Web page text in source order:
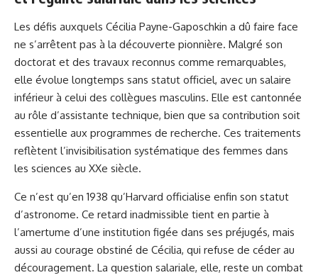
Les défis auxquels Cécilia Payne-Gaposchkin a dû faire face
ne s’arrêtent pas à la découverte pionnière. Malgré son
doctorat et des travaux reconnus comme remarquables,
elle évolue longtemps sans statut officiel, avec un salaire
inférieur à celui des collègues masculins. Elle est cantonnée
au rôle d’assistante technique, bien que sa contribution soit
essentielle aux programmes de recherche. Ces traitements
reflètent l’invisibilisation systématique des femmes dans
les sciences au XXe siècle.
Ce n’est qu’en 1938 qu’Harvard officialise enfin son statut
d’astronome. Ce retard inadmissible tient en partie à
l’amertume d’une institution figée dans ses préjugés, mais
aussi au courage obstiné de Cécilia, qui refuse de céder au
découragement. La question salariale, elle, reste un combat